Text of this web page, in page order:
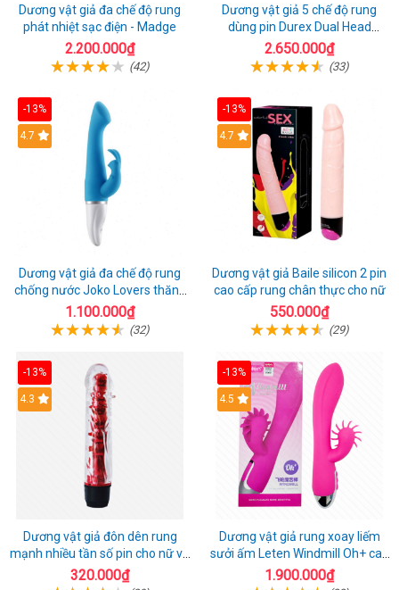
Dương vật giả đa chế độ rung
phát nhiệt sạc điện - Madge
2.200.000₫
(42)
Dương vật giả 5 chế độ rung
dùng pin Durex Dual Head
Pulsing
2.650.000₫
(33)
-13%
Hot
4.7
Dương vật giả đa chế độ rung
chống nước Joko Lovers thăng
hoa
1.100.000₫
(32)
-13%
4.7
Dương vật giả Baile silicon 2 pin
cao cấp rung chân thực cho nữ
550.000₫
(29)
-13%
4.3
Dương vật giả đôn dên rung
mạnh nhiều tần số pin cho nữ và
cặp đôi
320.000₫
-13%
4.5
Dương vật giả rung xoay liếm
sưởi ấm Leten Windmill Oh+ cao
cấp
1.900.000₫